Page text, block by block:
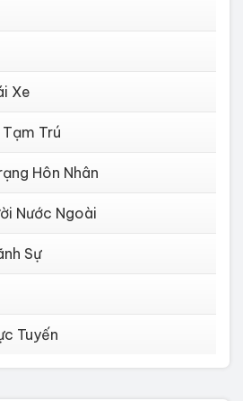
Xe
Trú
Hôn Nhân
Nước Ngoài
Sự
Tuyến
làm Lý lịch tư pháp tại Đà